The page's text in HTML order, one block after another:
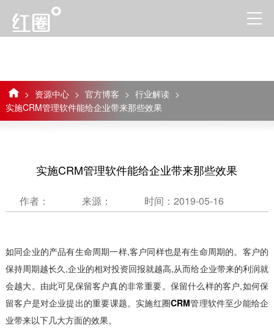
> 资源中心 > 官方博客 > 行业解读 >
实施CRM管理软件能给企业带来那些效果
实施CRM管理软件能给企业带来那些效果
作者： 来源： 时间：2019-05-16
如同企业的产品有生命周期一样,客户同样也是有生命周期的。客户的
保持周期越长久,企业的相对投资回报就越高,从而给企业带来的利润就
会越大。由此可见保留客户真的非常重要。保留什么样的客户,如何保
留客户是对企业提出的重要课题。实施红圈CRM管理软件至少能给企
业带来以下几大方面的效果。